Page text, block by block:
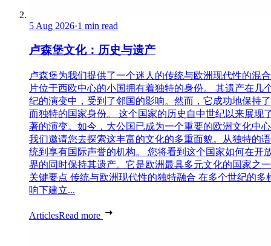
5 Aug 2026·1 min read
卢森堡文化：历史与遗产
卢森堡为我们提供了一个迷人的传统与欧洲现代性的混
片位于西欧中心的小国拥有着独特的身份。 其遗产在几
纪的演变中，受到了邻国的影响。然而，它成功地保持
而独特的国家身份。 这个国家的历史自中世纪以来展现
著的演变。如今，大公国已成为一个重要的欧洲文化中
我们邀请您去探索这丰富的文化的多重面貌。从独特的
统到享有国际声誉的机构。 您将看到这个国家如何在开
界的同时保持其遗产。它是欧洲最具多元文化的国家之
关键要点 传统与欧洲现代性的独特融合 在多个世纪的多
响下建立...
ArticlesRead more